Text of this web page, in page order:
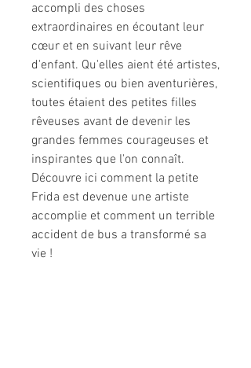
accompli des choses
extraordinaires en écoutant leur
cœur et en suivant leur rêve
d'enfant. Qu'elles aient été artistes,
scientifiques ou bien aventurières,
toutes étaient des petites filles
rêveuses avant de devenir les
grandes femmes courageuses et
inspirantes que l'on connaît.
Découvre ici comment la petite
Frida est devenue une artiste
accomplie et comment un terrible
accident de bus a transformé sa
vie !